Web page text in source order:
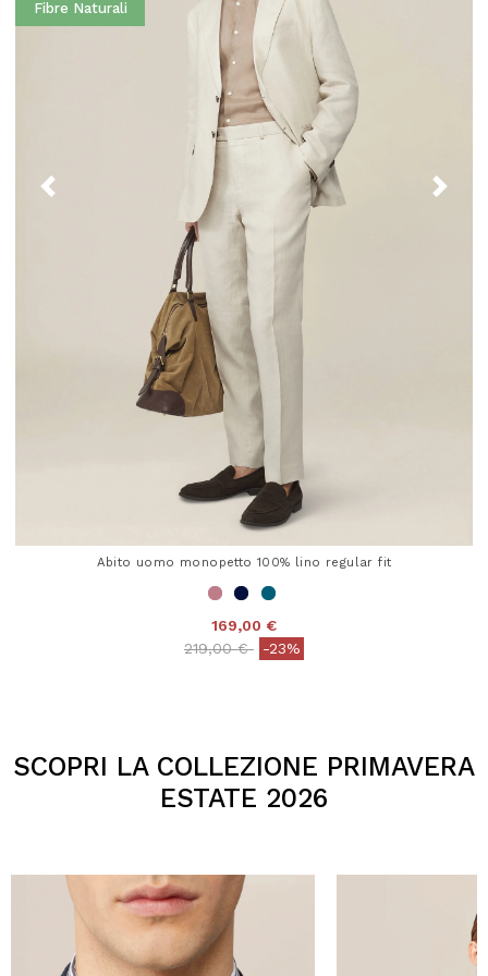
Fibre Naturali
Abito uomo monopetto 100% lino regular fit
169,00 €
Price reduced from
219,00 €to-23%
SCOPRI LA COLLEZIONE PRIMAVERA
ESTATE 2026